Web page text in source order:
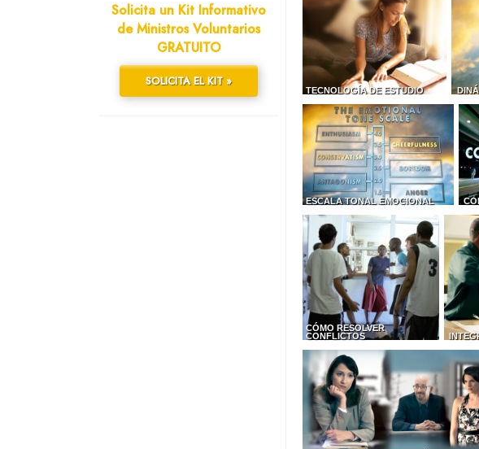
TECNOLOGÍA DE ESTUDIO
ESCALA TONAL EMOCIONAL
CÓMO RESOLVER
CONFLICTOS
Solicita un Kit Informativo
de Ministros Voluntarios
GRATUITO
SOLICITA EL KIT »